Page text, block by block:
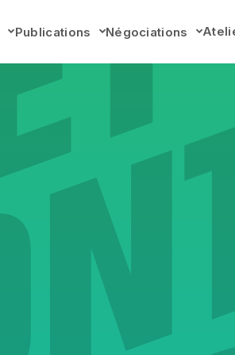
Publications Négociations